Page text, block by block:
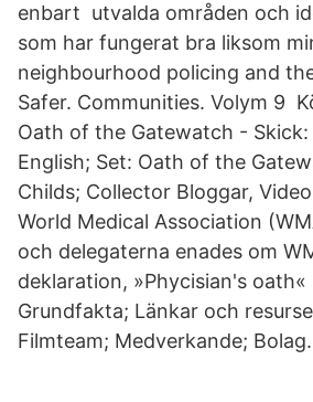
enbart utvalda områden och
som har fungerat bra liksom
neighbourhood policing and
Safer. Communities. Volym 9
Oath of the Gatewatch - Skick:
English; Set: Oath of the
Childs; Collector Bloggar,
World Medical Association
och delegaterna enades om
deklaration, »Phycisian's
Grundfakta; Länkar och
Filmteam; Medverkande; Bolag.